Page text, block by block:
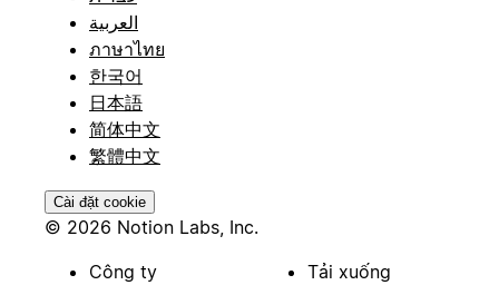
العربية
ภาษาไทย
한국어
日本語
简体中文
繁體中文
Cài đặt cookie
© 2026 Notion Labs, Inc.
Công ty
Tải xuống